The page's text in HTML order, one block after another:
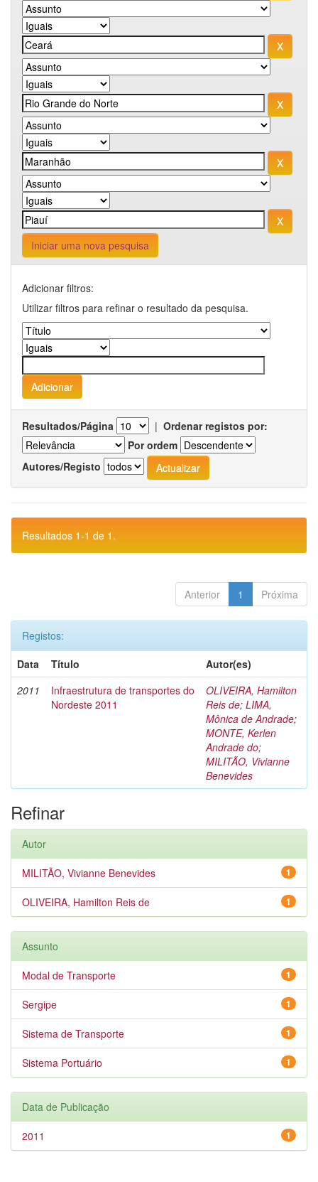
Iniciar uma nova pesquisa
Adicionar filtros:
Utilizar filtros para refinar o resultado da pesquisa.
Resultados/Página | Ordenar registos por:
Por ordem
Autores/Registo
Resultados 1-1 de 1.
Anterior 1 Próxima
Registos:
Data
Título
Autor(es)
2011
Infraestrutura de transportes do
Nordeste 2011
OLIVEIRA, Hamilton
Reis de; LIMA,
Mônica de Andrade;
MONTE, Kerlen
Andrade do;
MILITÃO, Vivianne
Benevides
Refinar
Autor
1
MILITÃO, Vivianne Benevides
1
OLIVEIRA, Hamilton Reis de
Assunto
1
Modal de Transporte
1
Sergipe
1
Sistema de Transporte
1
Sistema Portuário
Data de Publicação
1
2011